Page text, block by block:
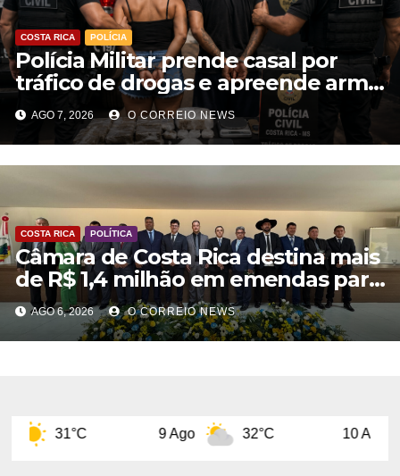
COSTA RICA POLÍCIA
Polícia Militar prende casal por
tráfico de drogas e apreende arma
de fogo em Costa Rica
AGO 7, 2026 O CORREIO NEWS
COSTA RICA POLÍTICA
Câmara de Costa Rica destina mais
de R$ 1,4 milhão em emendas para
investimentos em diversas áreas
AGO 6, 2026 O CORREIO NEWS
9 Ago 32°C 10 Ago 32°C